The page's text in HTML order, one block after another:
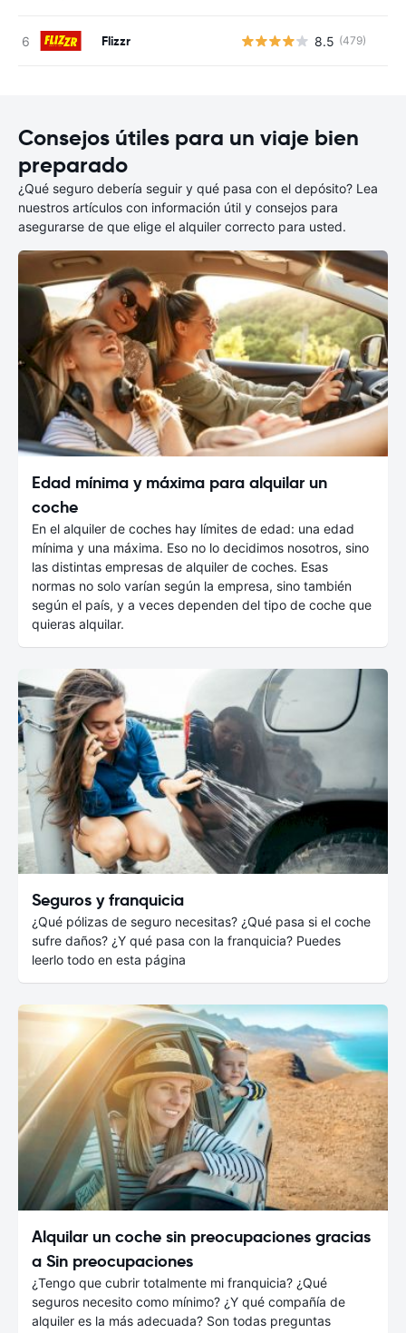
Flizzr 8.5 (479)
Consejos útiles para un viaje bien
preparado
¿Qué seguro debería seguir y qué pasa con el depósito? Lea
nuestros artículos con información útil y consejos para
asegurarse de que elige el alquiler correcto para usted.
Edad mínima y máxima para alquilar un
coche
En el alquiler de coches hay límites de edad: una edad
mínima y una máxima. Eso no lo decidimos nosotros, sino
las distintas empresas de alquiler de coches. Esas
normas no solo varían según la empresa, sino también
según el país, y a veces dependen del tipo de coche que
quieras alquilar.
Seguros y franquicia
¿Qué pólizas de seguro necesitas? ¿Qué pasa si el coche
sufre daños? ¿Y qué pasa con la franquicia? Puedes
leerlo todo en esta página
Alquilar un coche sin preocupaciones gracias
a Sin preocupaciones
¿Tengo que cubrir totalmente mi franquicia? ¿Qué
seguros necesito como mínimo? ¿Y qué compañía de
alquiler es la más adecuada? Son todas preguntas